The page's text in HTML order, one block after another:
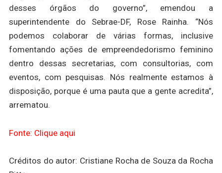
desses órgãos do governo”, emendou a
superintendente do Sebrae-DF, Rose Rainha. “Nós
podemos colaborar de várias formas, inclusive
fomentando ações de empreendedorismo feminino
dentro dessas secretarias, com consultorias, com
eventos, com pesquisas. Nós realmente estamos à
disposição, porque é uma pauta que a gente acredita”,
arrematou.
Fonte: Clique aqui
Créditos do autor: Cristiane Rocha de Souza da Rocha